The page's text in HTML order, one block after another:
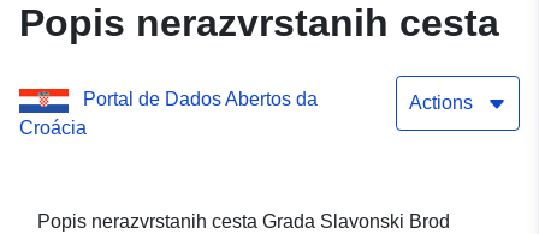
Popis nerazvrstanih cesta
Portal de Dados Abertos da
Croácia
Actions
Popis nerazvrstanih cesta Grada Slavonski Brod